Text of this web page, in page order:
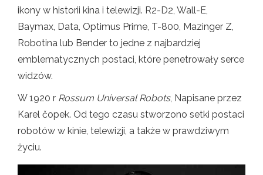
ikony w historii kina i telewizji. R2-D2, Wall-E,
Baymax, Data, Optimus Prime, T-800, Mazinger Z,
Robotina lub Bender to jedne z najbardziej
emblematycznych postaci, które penetrowały serce
widzów.
W 1920 r Rossum Universal Robots, Napisane przez
Karel čopek. Od tego czasu stworzono setki postaci
robotów w kinie, telewizji, a także w prawdziwym
życiu.